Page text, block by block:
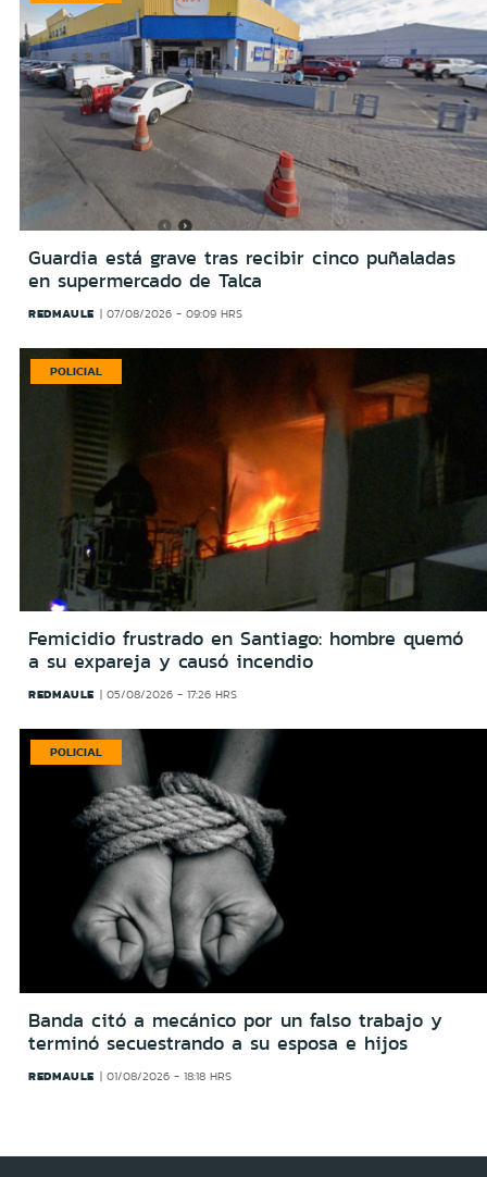
Guardia está grave tras recibir cinco puñaladas
en supermercado de Talca
REDMAULE 07/08/2026 - 09:09 HRS
POLICIAL
Femicidio frustrado en Santiago: hombre quemó
a su expareja y causó incendio
REDMAULE 05/08/2026 - 17:26 HRS
POLICIAL
Banda citó a mecánico por un falso trabajo y
terminó secuestrando a su esposa e hijos
REDMAULE 01/08/2026 - 18:18 HRS